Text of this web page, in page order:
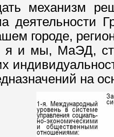
механизм
городе,
я и мы, МаЭД,
на